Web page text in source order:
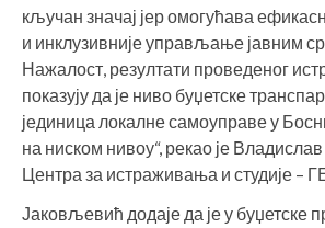
кључан значај јер омогућава
и инклузивније управљање јавним
Нажалост, резултати проведеног
показују да је ниво буџетске
јединица локалне самоуправе у
на ниском нивоу“, рекао је
Центра за истраживања и студије –
Јаковљевић додаје да је у буџетске